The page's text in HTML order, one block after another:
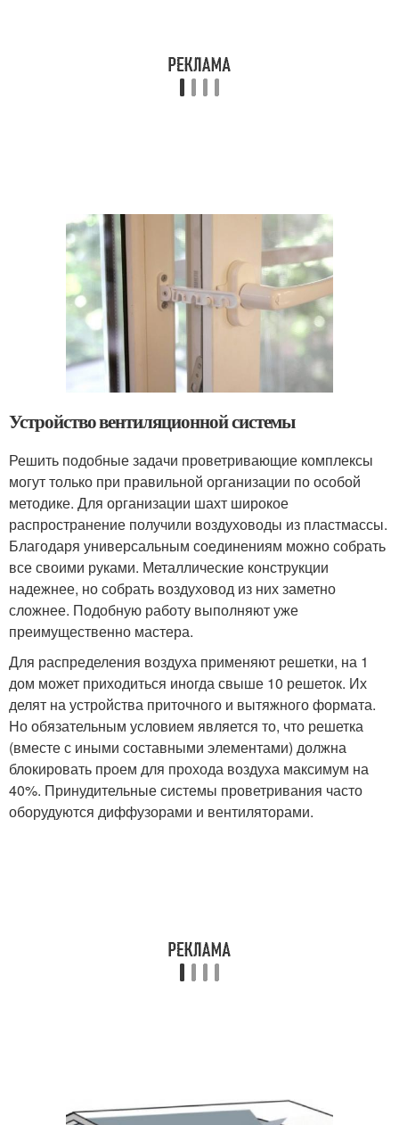
Устройство вентиляционной системы
Решить подобные задачи проветривающие комплексы
могут только при правильной организации по особой
методике. Для организации шахт широкое
распространение получили воздуховоды из пластмассы.
Благодаря универсальным соединениям можно собрать
все своими руками. Металлические конструкции
надежнее, но собрать воздуховод из них заметно
сложнее. Подобную работу выполняют уже
преимущественно мастера.
Для распределения воздуха применяют решетки, на 1
дом может приходиться иногда свыше 10 решеток. Их
делят на устройства приточного и вытяжного формата.
Но обязательным условием является то, что решетка
(вместе с иными составными элементами) должна
блокировать проем для прохода воздуха максимум на
40%. Принудительные системы проветривания часто
оборудуются диффузорами и вентиляторами.